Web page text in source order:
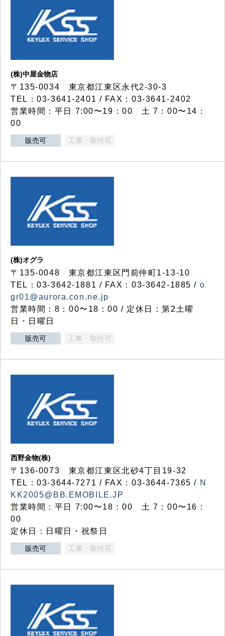
(株)中屋金物店
〒135-0034 東京都江東区永代2-30-3
TEL：03-3641-2401 / FAX：03-3641-2402
営業時間：平日 7:00〜19：00 土 7：00〜14：
00
販売可 工事・取付可
(株)オグラ
〒135-0048 東京都江東区門前仲町1-13-10
TEL：03-3642-1881 / FAX：03-3642-1885 / o
gr01@aurora.con.ne.jp
営業時間：8：00〜18：00 / 定休日：第2土曜
日・日曜日
販売可 工事・取付可
西野金物(株)
〒136-0073 東京都江東区北砂4丁目19-32
TEL：03‐3644‐7271 / FAX：03-3644-7365 / N
KK2005@BB.EMOBILE.JP
営業時間：平日 7:00〜18：00 土 7：00〜16：
00
定休日：日曜日・祝祭日
販売可 工事・取付可